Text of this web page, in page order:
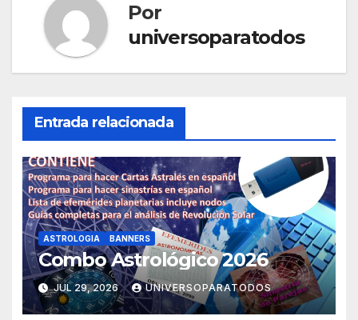
Por
universoparatodos
Entrada relacionada
ASTROLOGIA BANNERS
Combo Astrológico 2026
JUL 29, 2026 UNIVERSOPARATODOS